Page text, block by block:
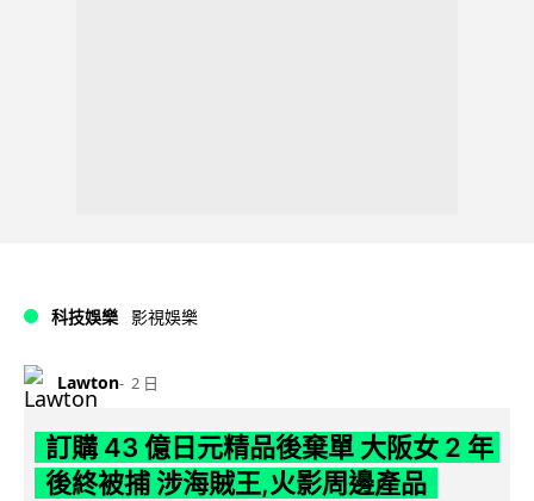
科技娛樂 影視娛樂
Lawton 2 日
訂購 43 億日元精品後棄單 大阪女 2 年
後終被捕 涉海賊王,火影周邊產品